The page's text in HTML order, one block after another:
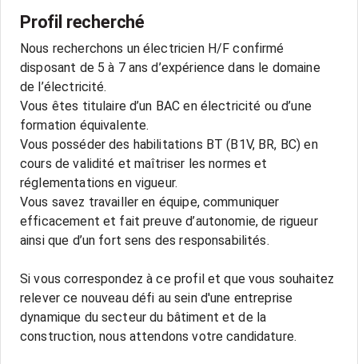
Profil recherché
Nous recherchons un électricien H/F confirmé
disposant de 5 à 7 ans d’expérience dans le domaine
de l’électricité.
Vous êtes titulaire d’un BAC en électricité ou d’une
formation équivalente.
Vous posséder des habilitations BT (B1V, BR, BC) en
cours de validité et maîtriser les normes et
réglementations en vigueur.
Vous savez travailler en équipe, communiquer
efficacement et fait preuve d’autonomie, de rigueur
ainsi que d’un fort sens des responsabilités.
Si vous correspondez à ce profil et que vous souhaitez
relever ce nouveau défi au sein d'une entreprise
dynamique du secteur du bâtiment et de la